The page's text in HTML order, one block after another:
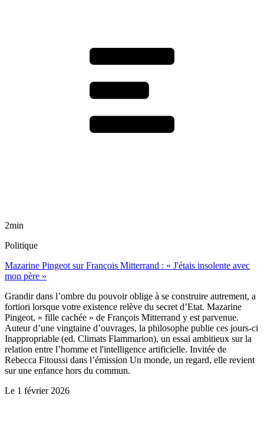
2min
Politique
Mazarine Pingeot sur François Mitterrand : « J'étais insolente avec
mon père »
Grandir dans l’ombre du pouvoir oblige à se construire autrement, a
fortiori lorsque votre existence relève du secret d’Etat. Mazarine
Pingeot, « fille cachée » de François Mitterrand y est parvenue.
Auteur d’une vingtaine d’ouvrages, la philosophe publie ces jours-ci
Inappropriable (ed. Climats Flammarion), un essai ambitieux sur la
relation entre l’homme et l'intelligence artificielle. Invitée de
Rebecca Fitoussi dans l’émission Un monde, un regard, elle revient
sur une enfance hors du commun.
Le 1 février 2026